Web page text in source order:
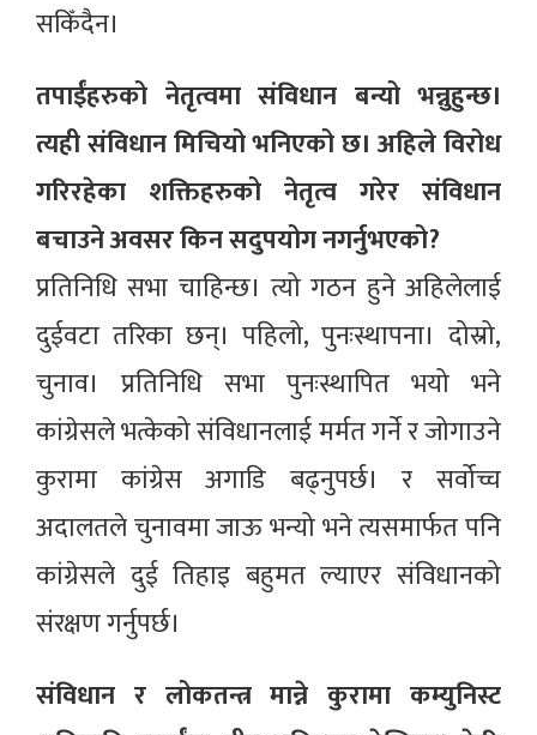
सकिँदैन।
तपाईंहरुको नेतृत्वमा संविधान बन्यो भन्नुहुन्छ।
त्यही संविधान मिचियो भनिएको छ। अहिले विरोध
गरिरहेका शक्तिहरुको नेतृत्व गरेर संविधान
बचाउने अवसर किन सदुपयोग नगर्नुभएको?
प्रतिनिधि सभा चाहिन्छ। त्यो गठन हुने अहिलेलाई
दुईवटा तरिका छन्। पहिलो, पुनःस्थापना। दोस्रो,
चुनाव। प्रतिनिधि सभा पुनःस्थापित भयो भने
कांग्रेसले भत्केको संविधानलाई मर्मत गर्ने र जोगाउने
कुरामा कांग्रेस अगाडि बढ्नुपर्छ। र सर्वोच्च
अदालतले चुनावमा जाऊ भन्यो भने त्यसमार्फत पनि
कांग्रेसले दुई तिहाइ बहुमत ल्याएर संविधानको
संरक्षण गर्नुपर्छ।
संविधान र लोकतन्त्र मान्ने कुरामा कम्युनिस्ट